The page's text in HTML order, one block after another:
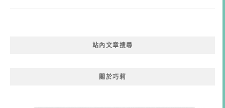
站內文章搜尋
關於巧莉